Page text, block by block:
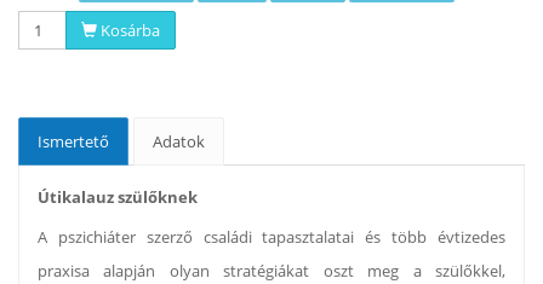
Kosárba
Ismertető Adatok
Útikalauz szülőknek
A pszichiáter szerző családi tapasztalatai és több évtizedes
praxisa alapján olyan stratégiákat oszt meg a szülőkkel,